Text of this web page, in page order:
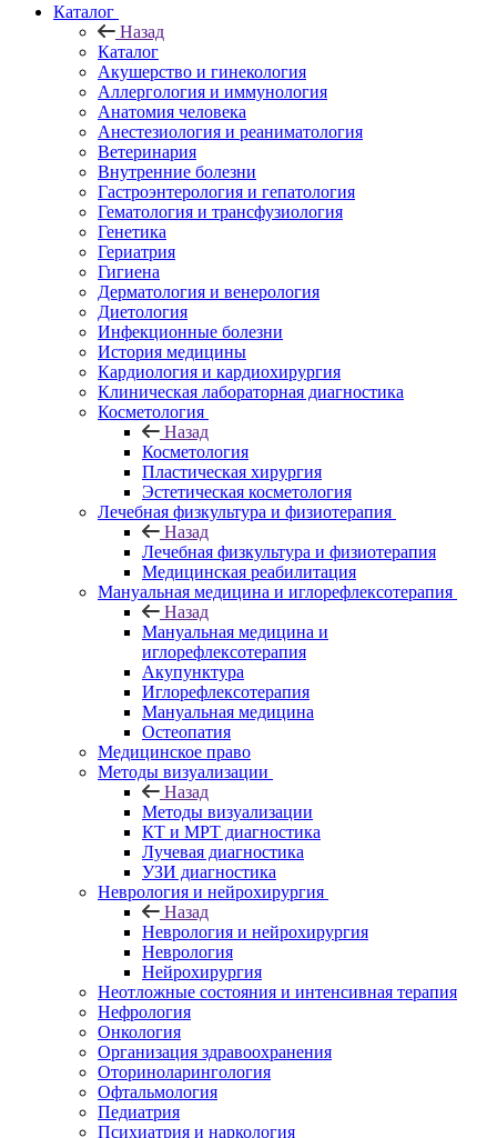
Каталог
Назад
Каталог
Акушерство и гинекология
Аллергология и иммунология
Анатомия человека
Анестезиология и реаниматология
Ветеринария
Внутренние болезни
Гастроэнтерология и гепатология
Гематология и трансфузиология
Генетика
Гериатрия
Гигиена
Дерматология и венерология
Диетология
Инфекционные болезни
История медицины
Кардиология и кардиохирургия
Клиническая лабораторная диагностика
Косметология
Назад
Косметология
Пластическая хирургия
Эстетическая косметология
Лечебная физкультура и физиотерапия
Назад
Лечебная физкультура и физиотерапия
Медицинская реабилитация
Мануальная медицина и иглорефлексотерапия
Назад
Мануальная медицина и
иглорефлексотерапия
Акупунктура
Иглорефлексотерапия
Мануальная медицина
Остеопатия
Медицинское право
Методы визуализации
Назад
Методы визуализации
КТ и МРТ диагностика
Лучевая диагностика
УЗИ диагностика
Неврология и нейрохирургия
Назад
Неврология и нейрохирургия
Неврология
Нейрохирургия
Неотложные состояния и интенсивная терапия
Нефрология
Онкология
Организация здравоохранения
Оториноларингология
Офтальмология
Педиатрия
Психиатрия и наркология